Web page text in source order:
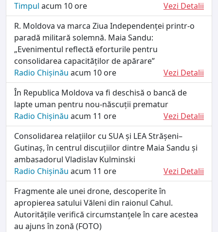
Timpul acum 10 ore
Vezi Detalii
R. Moldova va marca Ziua Independenței printr-o
paradă militară solemnă. Maia Sandu:
„Evenimentul reflectă eforturile pentru
consolidarea capacităților de apărare”
Radio Chișinău acum 10 ore
Vezi Detalii
În Republica Moldova va fi deschisă o bancă de
lapte uman pentru nou-născuții prematur
Radio Chișinău acum 11 ore
Vezi Detalii
Consolidarea relațiilor cu SUA și LEA Strășeni–
Gutinaș, în centrul discuțiilor dintre Maia Sandu și
ambasadorul Vladislav Kulminski
Radio Chișinău acum 11 ore
Vezi Detalii
Fragmente ale unei drone, descoperite în
apropierea satului Văleni din raionul Cahul.
Autoritățile verifică circumstanțele în care acestea
au ajuns în zonă (FOTO)